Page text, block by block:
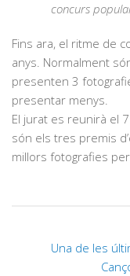
concurs
Fins ara, el ritme de
anys. Normalment
presenten 3
presentar menys.
El jurat es reunirà el
són els tres premis
millors fotografies
Una de les